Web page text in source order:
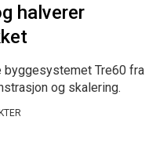
halverer
byggesystemet Tre60 fra
og skalering.